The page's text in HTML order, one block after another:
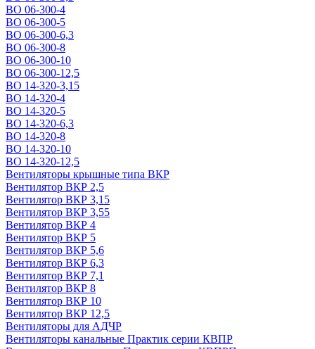
ВО 06-300-4
ВО 06-300-5
ВО 06-300-6,3
ВО 06-300-8
ВО 06-300-10
ВО 06-300-12,5
ВО 14-320-3,15
ВО 14-320-4
ВО 14-320-5
ВО 14-320-6,3
ВО 14-320-8
ВО 14-320-10
ВО 14-320-12,5
Вентиляторы крышные типа ВКР
Вентилятор ВКР 2,5
Вентилятор ВКР 3,15
Вентилятор ВКР 3,55
Вентилятор ВКР 4
Вентилятор ВКР 5
Вентилятор ВКР 5,6
Вентилятор ВКР 6,3
Вентилятор ВКР 7,1
Вентилятор ВКР 8
Вентилятор ВКР 10
Вентилятор ВКР 12,5
Вентиляторы для АДЧР
Вентиляторы канальные Практик серии КВПР